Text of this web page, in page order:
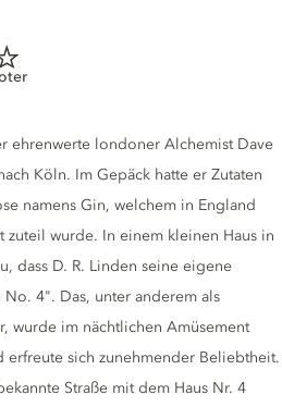
ehrenwerte londoner Alchemist Dave
Köln. Im Gepäck hatte er Zutaten
namens Gin, welchem in England
zuteil wurde. In einem kleinen Haus in
dass D. R. Linden seine eigene
4". Das, unter anderem als
wurde im nächtlichen Amüsement
erfreute sich zunehmender Beliebtheit.
Straße mit dem Haus Nr. 4